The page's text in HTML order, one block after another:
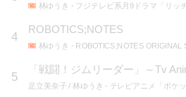
林ゆうき - フジテレビ系月9ドラマ「リッチマン、プアウーマン」
4
ROBOTICS;NOTES
林ゆうき - ROBOTICS;NOTES ORIGINAL
5
「戦闘！ジムリーダー」～Tv
足立美奈子 / 林ゆうき - テレビアニメ「ポケットモンスター